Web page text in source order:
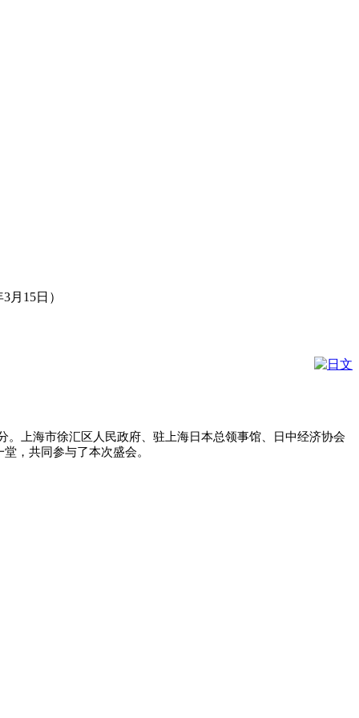
月15日）
上海市徐汇区人民政府、驻上海日本总领事馆、日中经济协会
，共同参与了本次盛会。